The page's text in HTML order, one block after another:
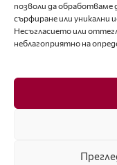
позволи да обработваме
сърфиране или уникални
Несъгласието или
неблагоприятно на
+359 88 227 33 47
Последвайте ни
Facebook
ISSN 1314-8915